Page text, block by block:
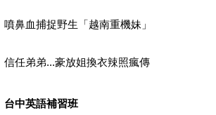
噴鼻血捕捉野生「越南重機妹」
信任弟弟...豪放姐換衣辣照瘋傳
台中英語補習班